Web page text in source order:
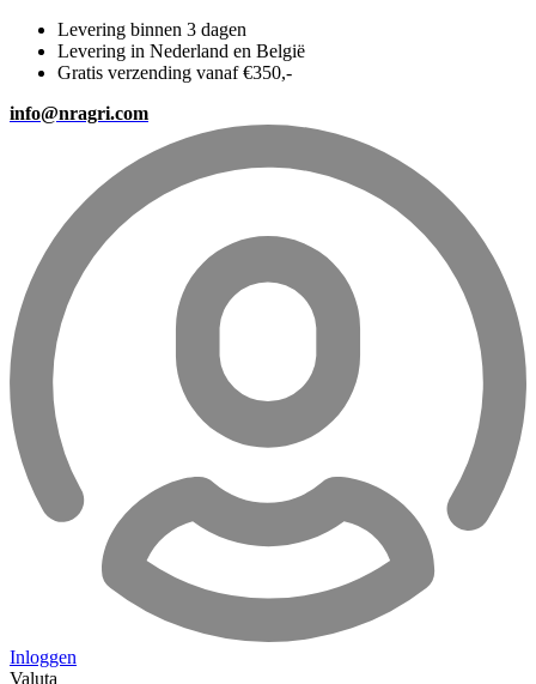
Levering binnen 3 dagen
Levering in Nederland en België
Gratis verzending vanaf €350,-
info@nragri.com
Inloggen
Valuta